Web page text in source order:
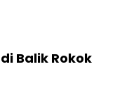
Balik Rokok